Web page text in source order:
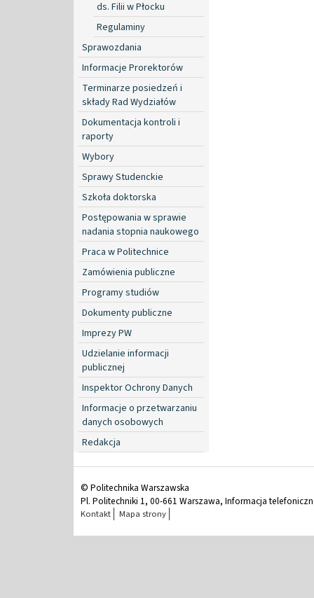
ds. Filii w Płocku
Regulaminy
Sprawozdania
Informacje Prorektorów
Terminarze posiedzeń i
składy Rad Wydziałów
Dokumentacja kontroli i
raporty
Wybory
Sprawy Studenckie
Szkoła doktorska
Postępowania w sprawie
nadania stopnia naukowego
Praca w Politechnice
Zamówienia publiczne
Programy studiów
Dokumenty publiczne
Imprezy PW
Udzielanie informacji
publicznej
Inspektor Ochrony Danych
Informacje o przetwarzaniu
danych osobowych
Redakcja
© Politechnika Warszawska
Pl. Politechniki 1, 00-661 Warszawa, Informacja
Kontakt Mapa strony